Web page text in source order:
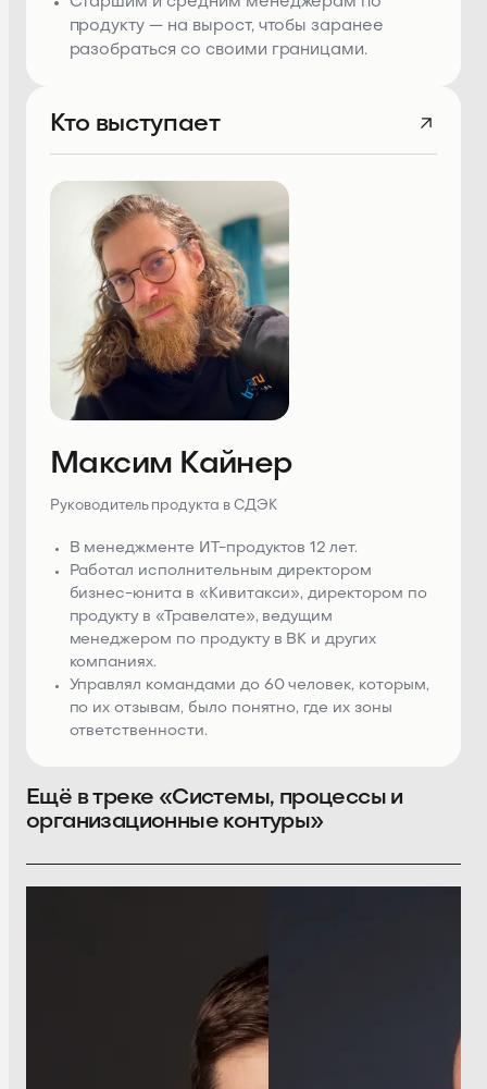
продукту — на вырост, чтобы заранее
разобраться со своими границами.
Кто выступает
Максим Кайнер
Руководитель продукта в СДЭК
В менеджменте ИТ-продуктов 12 лет.
Работал исполнительным директором
бизнес-юнита в «Кивитакси», директором по
продукту в «Травелате», ведущим
менеджером по продукту в ВК и других
компаниях.
Управлял командами до 60 человек, которым,
по их отзывам, было понятно, где их зоны
ответственности.
Ещё в треке «Системы, процессы и
организационные контуры»